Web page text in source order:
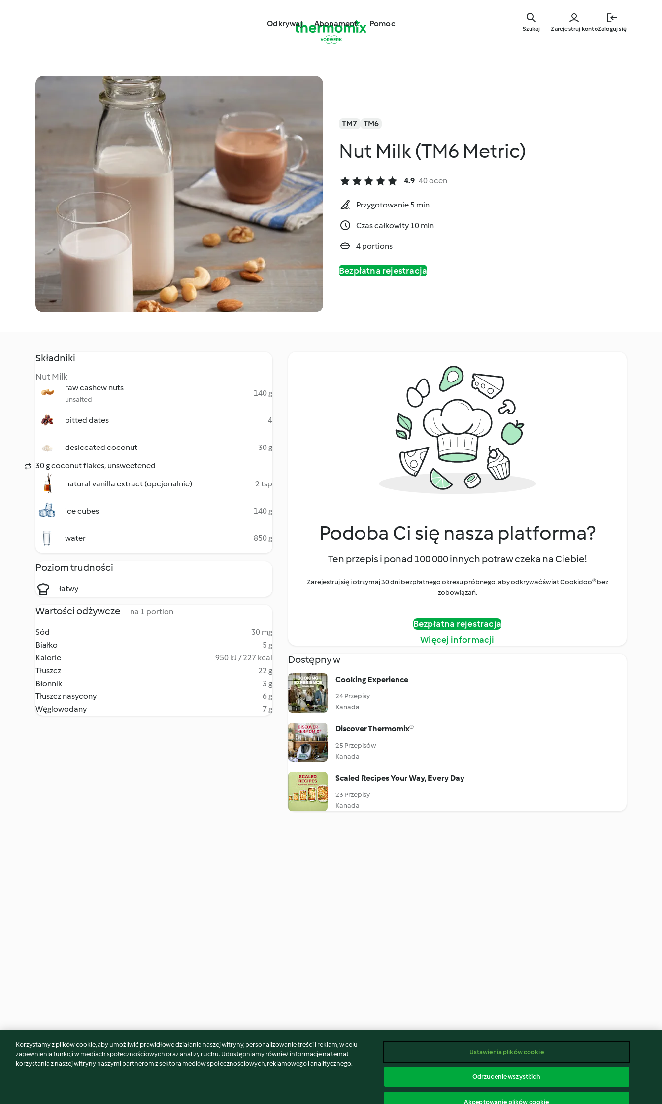
głównej
Odkrywaj Abonament Pomoc
Zarejestruj kontoZaloguj się
Szukaj
TM7 TM6
Nut Milk (TM6 Metric)
4.9 40 ocen
Przygotowanie 5 min
Czas całkowity 10 min
4 portions
Bezpłatna rejestracja
Składniki
Nut Milk
raw cashew nuts
unsalted
140 g
pitted dates 4
desiccated coconut
30 g
30 g coconut flakes, unsweetened
natural vanilla extract (opcjonalnie)
2 tsp
ice cubes 140 g
water 850 g
Poziom trudności
łatwy
Wartości odżywcze na 1 portion
Sód
30 mg
Białko
5 g
Kalorie
950 kJ / 227 kcal
Tłuszcz
22 g
Błonnik
3 g
Tłuszcz nasycony
6 g
Węglowodany
7 g
Podoba Ci się nasza platforma?
Ten przepis i ponad 100 000 innych potraw czeka na Ciebie!
Zarejestruj się i otrzymaj 30 dni bezpłatnego okresu próbnego, aby odkrywać świat Cookidoo® bez
zobowiązań.
Bezpłatna rejestracja
Więcej informacji
Dostępny w
Cooking Experience
24 Przepisy
Kanada
Discover Thermomix®
25 Przepisów
Kanada
Scaled Recipes Your Way, Every Day
23 Przepisy
Kanada
Może spodoba Ci się również...
Korzystamy z plików cookie, aby umożliwić prawidłowe działanie naszej witryny, personalizowanie treści i reklam, w celu
zapewnienia funkcji w mediach społecznościowych oraz analizy ruchu. Udostępniamy również informacje na temat
korzystania z naszej witryny naszymi partnerom z sektora mediów społecznościowych, reklamowego i analitycznego.
Ustawienia plików cookie
Odrzucenie wszystkich
Akceptowanie plików cookie